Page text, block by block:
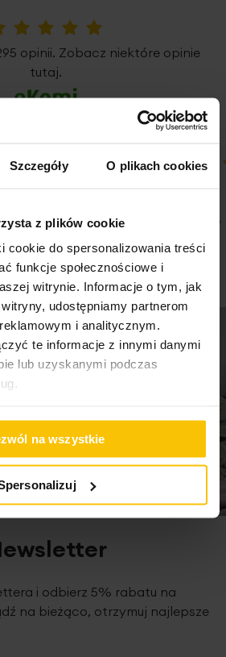
Szczegóły O plikach cookies
z plików cookie
cookie do spersonalizowania treści
funkcje społecznościowe i
witrynie. Informacje o tym, jak
udostępniamy partnerom
i analitycznym.
te informacje z innymi danymi
lub uzyskanymi podczas
na wszystkie
i bezpieczeństwa produktu
marszcząca z funkcją tunelu
i tradycyjnie z użyciem żabek lub
najpopularniejszych
szerokości zasłony na płasko
żabki
welur
8 cm
taśmą: 3 cm
temp. 30 st., nie suszyć w suszarce
do 110 st.
naszej pracowni w Polsce
opinii. Zobacz niektóre opinie
tutaj.
04-08-2026
i odbierz 5% rabatu na
na bieżąco, otrzymuj najlepsze